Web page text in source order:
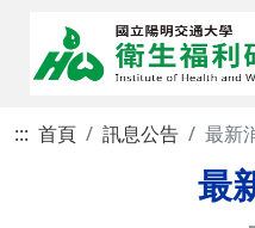
::: 首頁 訊息公告 最新
最